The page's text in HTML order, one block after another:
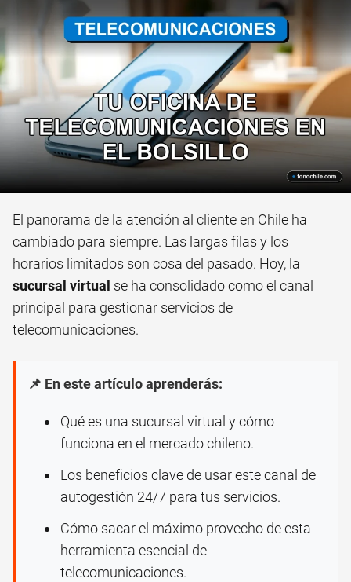
El panorama de la atención al cliente en Chile ha
cambiado para siempre. Las largas filas y los
horarios limitados son cosa del pasado. Hoy, la
sucursal virtual se ha consolidado como el canal
principal para gestionar servicios de
telecomunicaciones.
📌 En este artículo aprenderás:
Qué es una sucursal virtual y cómo
funciona en el mercado chileno.
Los beneficios clave de usar este canal de
autogestión 24/7 para tus servicios.
Cómo sacar el máximo provecho de esta
herramienta esencial de
telecomunicaciones.